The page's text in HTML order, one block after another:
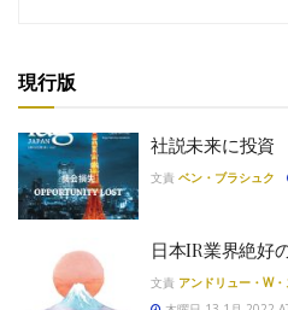
現行版
社説未来に投資
文責 ベン・ブラシュク
日本IR業界絶好
文責 アンドリュー・W・